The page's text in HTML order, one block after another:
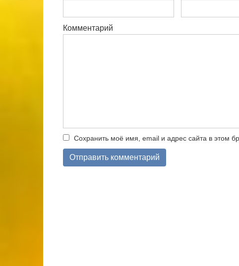
Комментарий
Сохранить моё имя, email и адрес сайта в этом